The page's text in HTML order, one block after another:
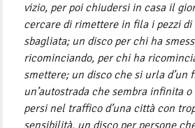
vizio, per poi chiudersi in casa il
cercare di rimettere in fila i pezzi
sbagliata; un disco per chi ha
ricominciando, per chi ha
smettere; un disco che si urla d’un
un’autostrada che sembra infinita
persi nel traffico d’una città con
sensibilità, un disco per persone